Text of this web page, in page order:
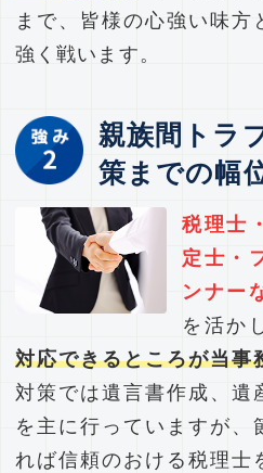
まで、皆様の心強い味方
強く戦います。
親族間トラ
策までの幅
税理士
定士・
ンナー
を活か
対応できるところが当事
対策では遺言書作成、遺
を主に行っていますが、
れば信頼のおける税理士